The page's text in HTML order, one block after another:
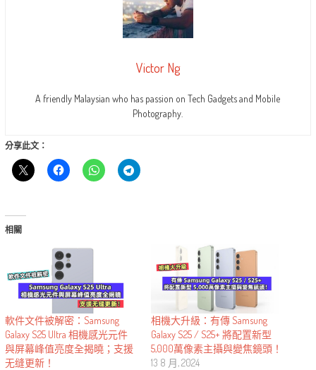
Victor Ng
A friendly Malaysian who has passion on Tech Gadgets and Mobile
Photography.
分享此文：
相關
軟件文件被解密：Samsung
Galaxy S25 Ultra 相機感光元件
與屏幕峰值亮度全揭曉；支援
无缝更新！
相機大升級：有傳 Samsung
Galaxy S25 / S25+ 將配置新型
5,000萬像素主攝與變焦鏡頭！
13 8 月, 2024